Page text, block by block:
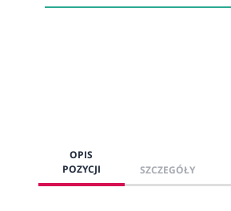
OPIS
POZYCJI
SZCZEGÓŁY